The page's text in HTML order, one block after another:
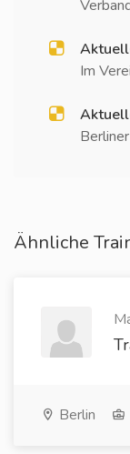
Im
Ähnliche
Berlin